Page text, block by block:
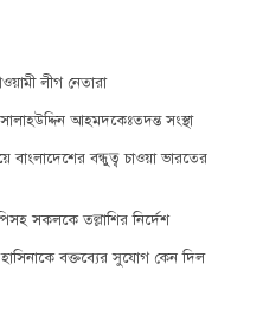
লীগ নেতারা
আহমদকেঃতদন্ত সংস্থা
বাংলাদেশের বন্ধুত্ব চাওয়া ভারতের
সকলকে তল্লাশির নির্দেশ
বক্তব্যের সুযোগ কেন দিল